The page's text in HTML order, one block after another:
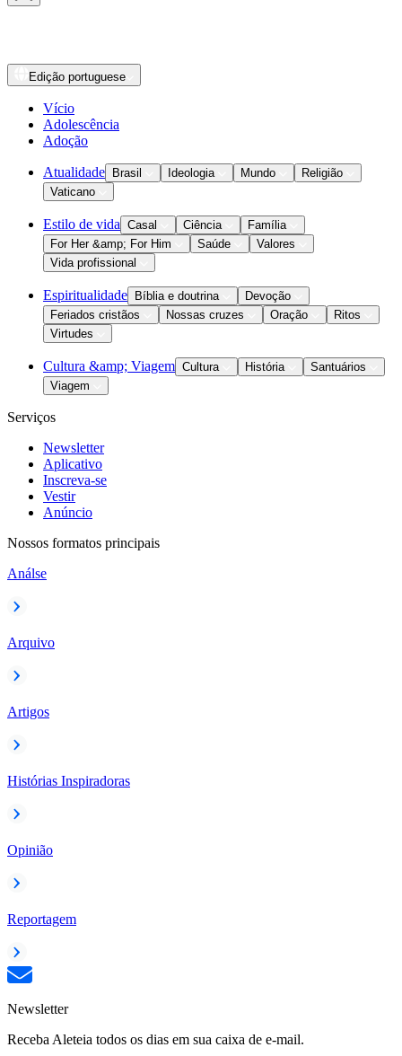
Edição portuguese
Vício
Adolescência
Adoção
Atualidade Brasil Ideologia Mundo
Religião
Vaticano
Estilo de vida Casal Ciência
Família
For Her &amp; For Him
Saúde
Valores
Vida profissional
Espiritualidade Bíblia e doutrina
Devoção
Feriados cristãos
Nossas cruzes Oração
Ritos
Virtudes
Cultura &amp; Viagem Cultura História
Santuários
Viagem
Serviços
Newsletter
Aplicativo
Inscreva-se
Vestir
Anúncio
Nossos formatos principais
Análse
Arquivo
Artigos
Histórias Inspiradoras
Opinião
Reportagem
Newsletter
Receba Aleteia todos os dias em sua caixa de e-mail.